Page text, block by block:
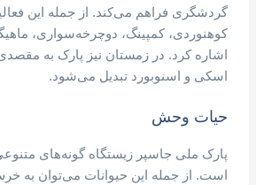
گردشگری فراهم می‌کند. از جمله این
کوهنوردی، کمپینگ، دوچرخه‌سواری،
اشاره کرد. در زمستان نیز پارک به
اسکی و اسنوبورد تبدیل می‌شود.
حیات وحش
پارک ملی جاسپر زیستگاه گونه‌های
است. از جمله این حیوانات می‌توان به